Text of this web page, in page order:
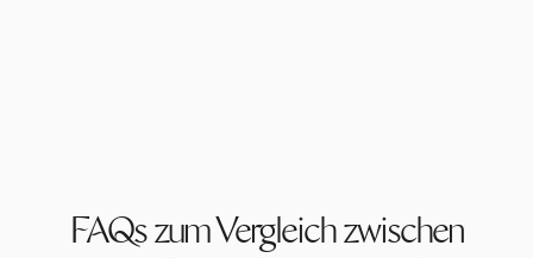
FAQs zum Vergleich zwischen